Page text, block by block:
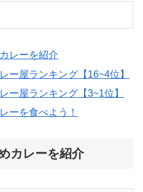
レーを紹介
ー屋ランキング【16~4位】
ー屋ランキング【3~1位】
ーを食べよう！
カレーを紹介